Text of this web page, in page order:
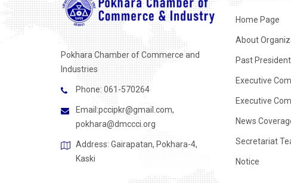
Pokhara Chamber of Commerce and
Industries
Phone: 061-570264
Email:pccipkr@gmail.com,
pokhara@dmccci.org
Address: Gairapatan, Pokhara-4,
Kaski
Home Page
About
Past
Executive
Executive
News
Secretariat
Notice